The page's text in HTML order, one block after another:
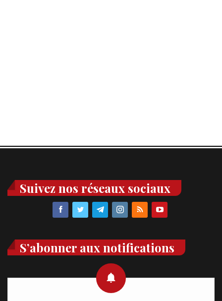
Suivez nos réseaux sociaux
S’abonner aux notifications